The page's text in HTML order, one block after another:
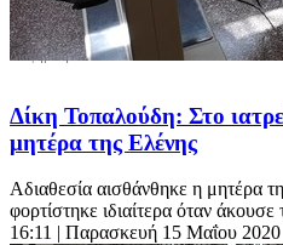
Δίκη Τοπαλούδη: Στο
μητέρα της Ελένης
Αδιαθεσία αισθάνθηκε η μητέρα
φορτίστηκε ιδιαίτερα όταν
16:11 | Παρασκευή 15 Μαΐου 2020